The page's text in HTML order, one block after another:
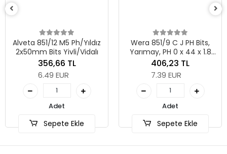
12 M5 Ph/Yıldız
Bits Yivli/Vidalı
356,66 TL
Sepete Ekle
Wera 851/9 C J PH Bits,
Yarımay, PH 0 x 44 x 1.8
406,23 TL
Sepete Ekle